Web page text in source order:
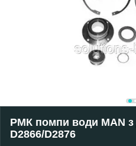
РМК помпи води MAN з
D2866/D2876